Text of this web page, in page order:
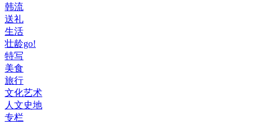
韩流
送礼
生活
壮龄go!
特写
美食
旅行
文化艺术
人文史地
专栏